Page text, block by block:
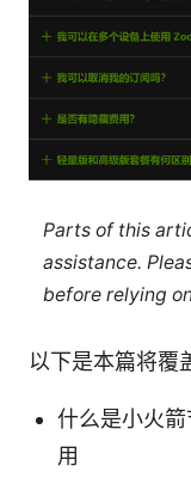
Parts of this
assistance.
before relying
以下是本篇将覆
什么是小火
用